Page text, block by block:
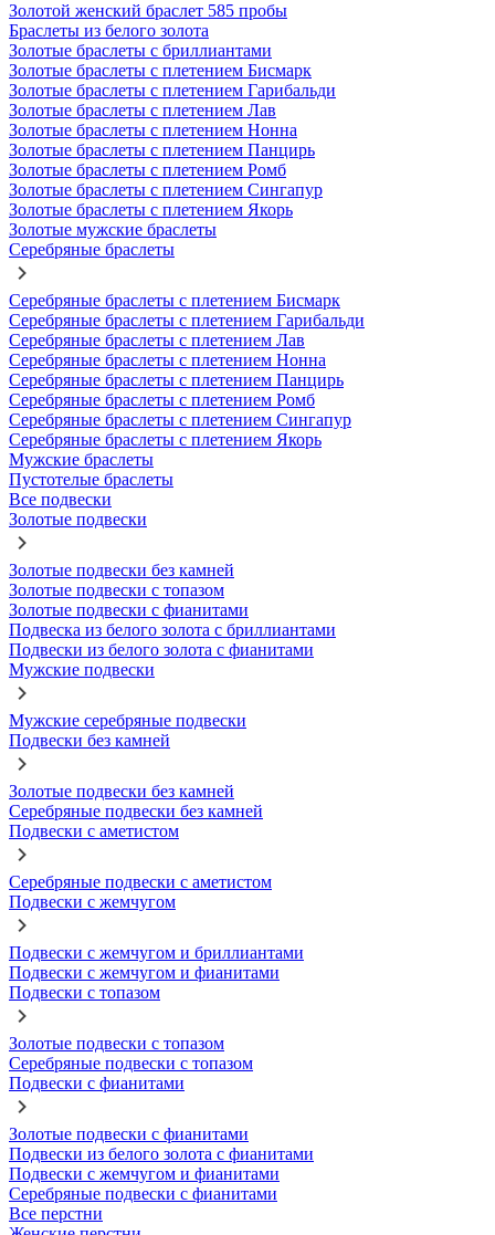
Золотой женский браслет 585 пробы
Браслеты из белого золота
Золотые браслеты с бриллиантами
Золотые браслеты с плетением Бисмарк
Золотые браслеты с плетением Гарибальди
Золотые браслеты с плетением Лав
Золотые браслеты с плетением Нонна
Золотые браслеты с плетением Панцирь
Золотые браслеты с плетением Ромб
Золотые браслеты с плетением Сингапур
Золотые браслеты с плетением Якорь
Золотые мужские браслеты
Серебряные браслеты
Серебряные браслеты с плетением Бисмарк
Серебряные браслеты с плетением Гарибальди
Серебряные браслеты с плетением Лав
Серебряные браслеты с плетением Нонна
Серебряные браслеты с плетением Панцирь
Серебряные браслеты с плетением Ромб
Серебряные браслеты с плетением Сингапур
Серебряные браслеты с плетением Якорь
Мужские браслеты
Пустотелые браслеты
Все подвески
Золотые подвески
Золотые подвески без камней
Золотые подвески с топазом
Золотые подвески с фианитами
Подвеска из белого золота с бриллиантами
Подвески из белого золота с фианитами
Мужские подвески
Мужские серебряные подвески
Подвески без камней
Золотые подвески без камней
Серебряные подвески без камней
Подвески с аметистом
Серебряные подвески с аметистом
Подвески с жемчугом
Подвески с жемчугом и бриллиантами
Подвески с жемчугом и фианитами
Подвески с топазом
Золотые подвески с топазом
Серебряные подвески с топазом
Подвески с фианитами
Золотые подвески с фианитами
Подвески из белого золота с фианитами
Подвески с жемчугом и фианитами
Серебряные подвески с фианитами
Все перстни